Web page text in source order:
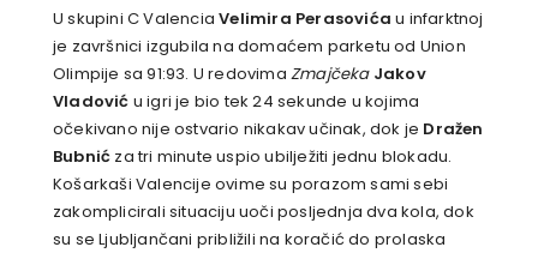
U skupini C ValenciaVelimira Perasovića u infarktnoj
je završnici izgubila na domaćem parketu od Union
Olimpije sa 91:93. U redovima Zmajčeka Jakov
Vladović u igri je bio tek 24 sekunde u kojima
očekivano nije ostvario nikakav učinak, dok je Dražen
Bubnić za tri minute uspio ubilježiti jednu blokadu.
Košarkaši Valencije ovime su porazom sami sebi
zakomplicirali situaciju uoči posljednja dva kola, dok
su se Ljubljančani približili na koračić do prolaska